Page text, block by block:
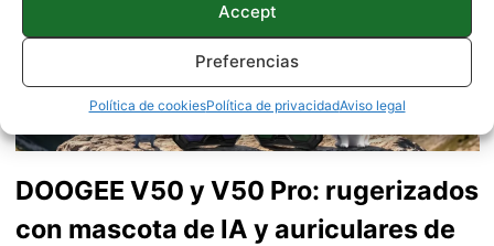
Accept
Preferencias
Política de cookiesPolítica de privacidadAviso legal
DOOGEE V50 y V50 Pro: rugerizados
con mascota de IA y auriculares de